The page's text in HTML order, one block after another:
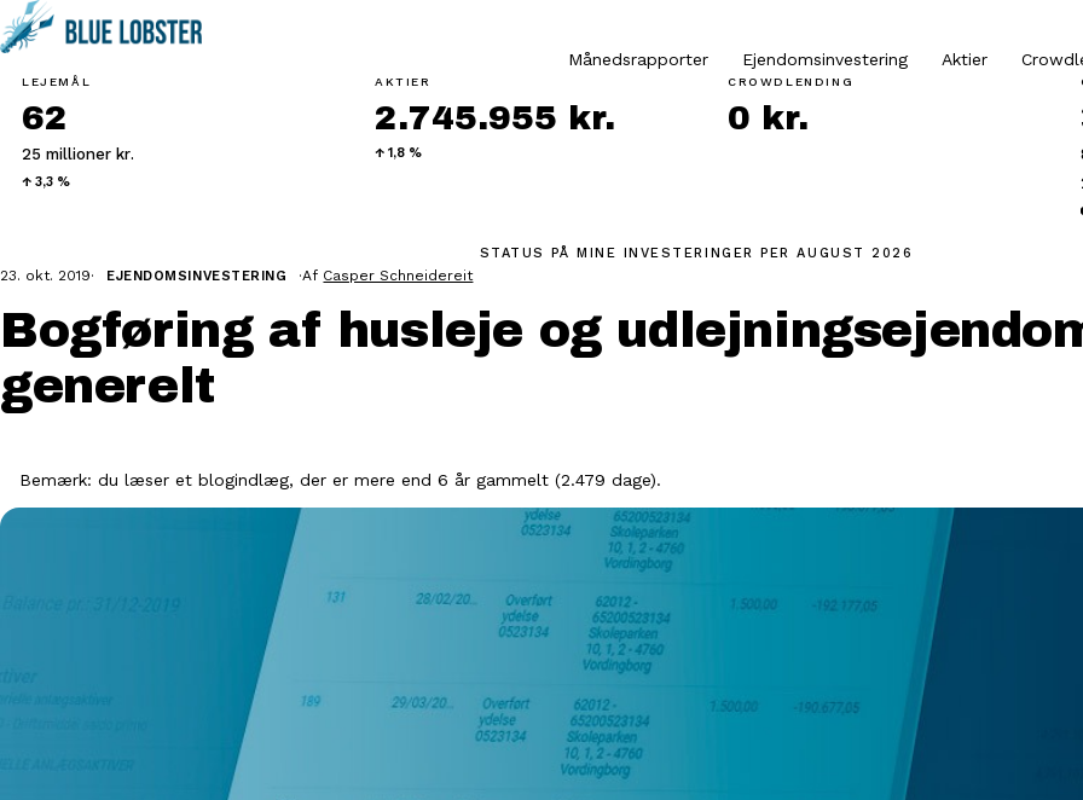
Månedsrapporter Ejendomsinvestering Aktier
LEJEMÅL
62
25 millioner kr.
↑ 3,3 %
AKTIER
2.745.955 kr.
↑ 1,8 %
CROWDLENDING
0 kr.
STATUS PÅ MINE INVESTERINGERPER AUGUST 2026
23. okt. 2019· EJENDOMSINVESTERING ·Af Casper Schneidereit
Bogføring af husleje og
generelt
Bemærk: du læser et blogindlæg, der er mere end 6 år gammelt (2.479 dage).